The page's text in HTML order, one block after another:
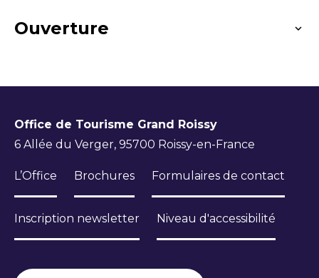
Français
Moyens de paiement
Ouverture
Ouverture le lundi, mardi, mercredi, jeudi et
Fermé samedi et dimanche.
Office de Tourisme Grand Roissy
6 Allée du Verger, 95700 Roissy-en-France
L’Office Brochures Formulaires de contact
Inscription newsletter Niveau d'accessibilité